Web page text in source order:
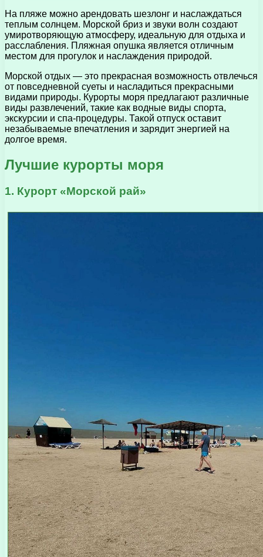
На пляже можно арендовать шезлонг и наслаждаться
теплым солнцем. Морской бриз и звуки волн создают
умиротворяющую атмосферу, идеальную для отдыха и
расслабления. Пляжная опушка является отличным
местом для прогулок и наслаждения природой.
Морской отдых — это прекрасная возможность отвлечься
от повседневной суеты и насладиться прекрасными
видами природы. Курорты моря предлагают различные
виды развлечений, такие как водные виды спорта,
экскурсии и спа-процедуры. Такой отпуск оставит
незабываемые впечатления и зарядит энергией на
долгое время.
Лучшие курорты моря
1. Курорт «Морской рай»